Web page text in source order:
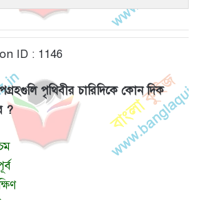
ID : 1146
পৃথিবীর চারিদিকে কোন দিক
?